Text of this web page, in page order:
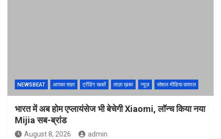
NEWSBEAT आपका शहर ट्रेंडिंग खबरें ताज़ा ख़बर न्यूज़ सोशल मीडिया वायरल
भारत में अब होम एप्लायंसेज भी बेचेगी Xiaomi, लॉन्च किया नया
Mijia सब-ब्रांड
August 8, 2026 admin